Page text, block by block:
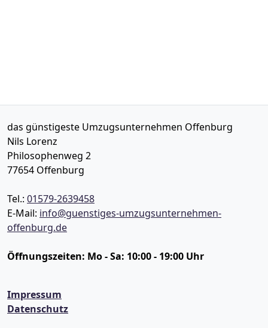
das günstigeste Umzugsunternehmen Offenburg
Nils Lorenz
Philosophenweg 2
77654 Offenburg
Tel.: 01579-2639458
E-Mail: info@guenstiges-umzugsunternehmen-
offenburg.de
Öffnungszeiten: Mo - Sa: 10:00 - 19:00 Uhr
Impressum
Datenschutz